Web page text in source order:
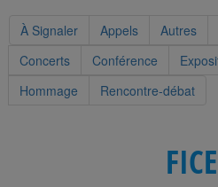
À Signaler Appels Autres
Concerts
Conférence
Hommage
Rencontre-débat